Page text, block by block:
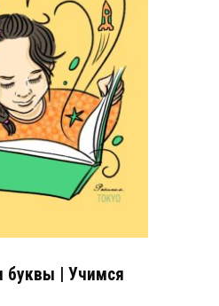
буквы | Учимся